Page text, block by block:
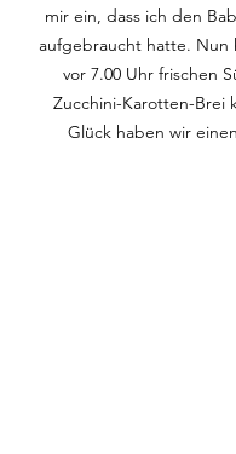
mir ein, dass ich den
aufgebraucht hatte. Nun
vor 7.00 Uhr frischen
Zucchini-Karotten-Brei
Glück haben wir